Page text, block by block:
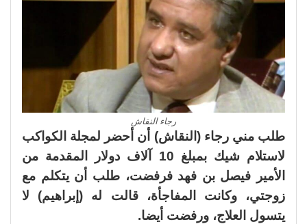
رجاء النقاش
طلب مني رجاء (النقاش) أن أحضر لمجلة الكواكب
لاستلام شيك بمبلغ 10 آلاف دولار المقدمة من
الأمير فيصل بن فهد فرفضت، طلب أن يتكلم مع
زوجتي، وكانت المفاجأة، قالت له (إبراهيم) لا
يتسول العلاج، ورفضت أيضا.